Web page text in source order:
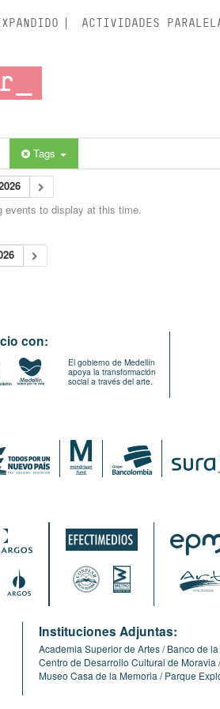
ACTIVIDADES
Tags
events to display at this time.
con:
El gobierno de Medellín
apoya la transformación
social a través del arte.
Instituciones Adjuntas:
Academia Superior de Artes Banco de
Centro de Desarrollo Cultural de Moravia
Museo Casa de la Memoria
Parque